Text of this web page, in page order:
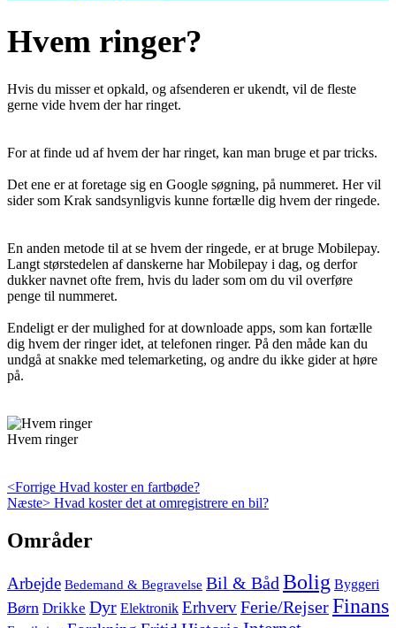
Hvem ringer?
Hvis du misser et opkald, og afsenderen er ukendt, vil de fleste
gerne vide hvem der har ringet.
For at finde ud af hvem der har ringet, kan man bruge et par tricks.
Det ene er at foretage sig en Google søgning, på nummeret. Her vil
sider som Krak sandsynligvis kunne fortælle dig hvem der ringede.
En anden metode til at se hvem der ringede, er at bruge Mobilepay.
Langt størstedelen af danskerne har Mobilepay i dag, og derfor
dukker navnet ofte frem, hvis du lader som om du vil overføre
penge til nummeret.
Endeligt er der mulighed for at downloade apps, som kan fortælle
dig hvem der ringer idet, at telefonen ringer. På den måde kan du
undgå at snakke med telemarketing, og andre du ikke gider at høre
på.
Hvem ringer
Indlægsnavigation
<Forrige Previous
post:
Hvad koster en fartbøde?
Næste> Next
Hvad koster det at omregistrere en bil?
Skip
to
Områder
Arbejde Bedemand & Begravelse Bil & Båd Bolig Byggeri
Børn Drikke Dyr Elektronik ErhvervFerie/RejserFinans